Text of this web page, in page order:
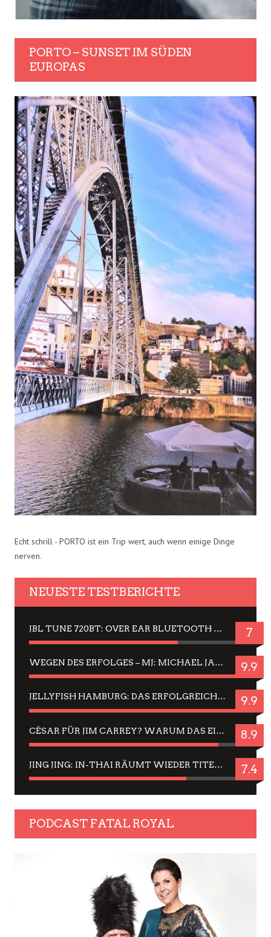
PORTO – SUNSET IM SÜDEN
EUROPAS
Echt schrill - PORTO ist ein Trip wert, auch wenn einige Dinge
nerven.
NEUESTE TESTBERICHTE
JBL TUNE 720BT: OVER EAR BLUETOOTH KOPFHÖRER UM DIE 50,-€ IM DAUER-TEST 7
WEGEN DES ERFOLGES – MJ: MICHAEL JACKSON MUSICAL IN EINER MATINEE SEHEN 9.9
JELLYFISH HAMBURG: DAS ERFOLGREICHE SOMMER-MENÜ 2025 IN GEFÜHLEN UND BILDERN 9.9
CÉSAR FÜR JIM CARREY? WARUM DAS EINER DER NERVIGSTEN ACTORS IST UND BLEIBT 8.9
JING JING: IN-THAI RÄUMT WIEDER TITEL AB – EIN ZWEI-STUNDEN-ERLEBNISBERICHT 7.4
PODCAST FATAL ROYAL